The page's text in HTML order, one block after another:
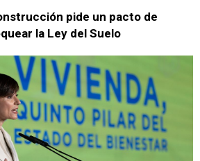
pide un pacto de
la Ley del Suelo